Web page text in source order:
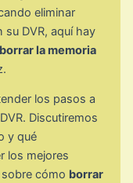
eliminar
DVR, aquí hay
borrar la memoria
los pasos a
Discutiremos
y qué
los mejores
cómo borrar